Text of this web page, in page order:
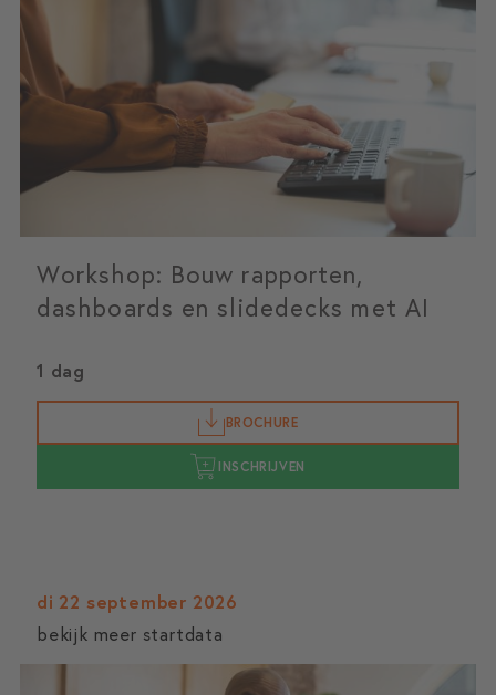
Workshop: Bouw rapporten,
dashboards en slidedecks met AI
1 dag
BROCHURE
INSCHRIJVEN
di 22 september 2026
bekijk meer startdata